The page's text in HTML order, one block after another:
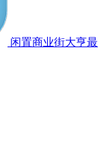
闲置商业街大亨最